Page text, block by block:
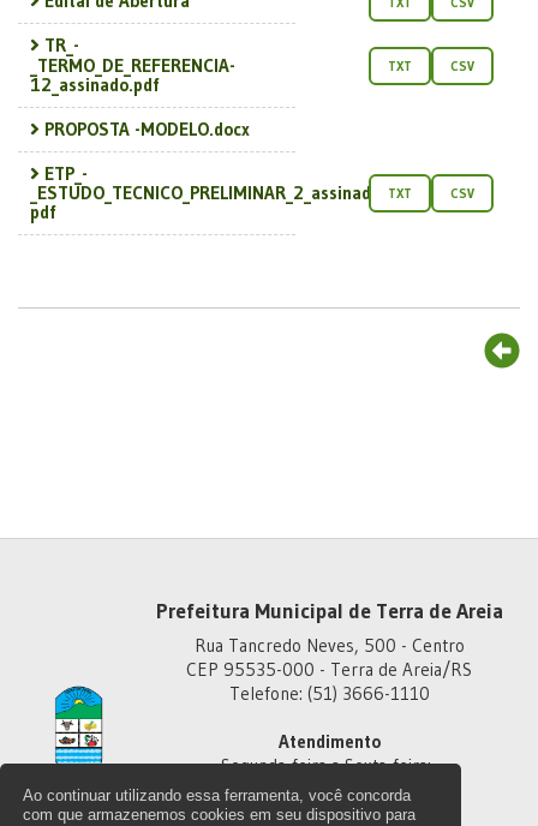
Ao continuar utilizando essa ferramenta, você concorda
com que armazenemos cookies em seu dispositivo para
TR_-
_TERMO_DE_REFERENCIA-
12_assinado.pdf
TXT CSV
PROPOSTA -MODELO.docx
ETP_-
_ESTUDO_TECNICO_PRELIMINAR_2_assinado__2__ass...
pdf
TXT CSV
Prefeitura Municipal de Terra de Areia
Rua Tancredo Neves, 500 - Centro
CEP 95535-000 - Terra de Areia/RS
Telefone: (51) 3666-1110
Atendimento
Segunda-feira a Sexta-feira:
Das 8h às 11h30
Das 13h30 às 18h